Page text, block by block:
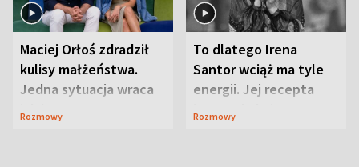
Maciej Orłoś zdradził
kulisy małżeństwa.
Jedna sytuacja wraca
jak bumerang
Rozmowy
To dlatego Irena
Santor wciąż ma tyle
energii. Jej recepta
jest zaskakująco
Rozmowy